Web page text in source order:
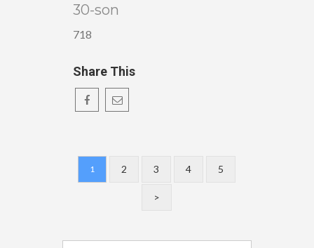
30-son
718
Share This
1 2 3 4 5
>